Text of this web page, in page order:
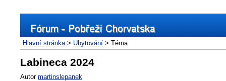
Hlavní stránka> Ubytování > Téma
Labineca 2024
Autor martinslepanek